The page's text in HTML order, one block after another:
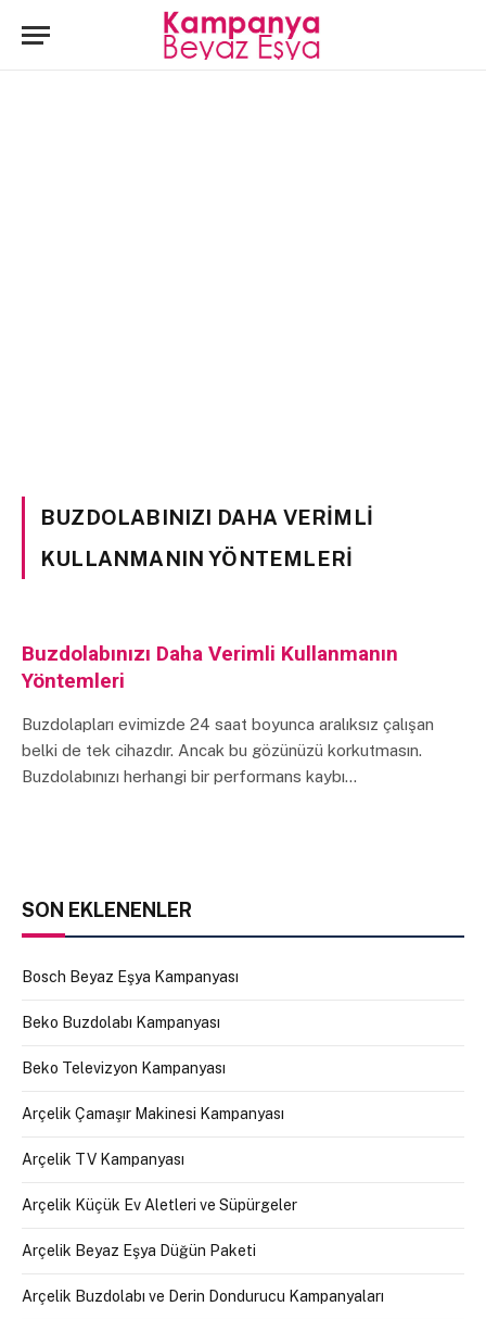
BUZDOLABINIZI DAHA VERIMLI
KULLANMANIN YÖNTEMLERI
Buzdolabınızı Daha Verimli Kullanmanın
Yöntemleri
Buzdolapları evimizde 24 saat boyunca aralıksız çalışan
belki de tek cihazdır. Ancak bu gözünüzü korkutmasın.
Buzdolabınızı herhangi bir performans kaybı…
SON EKLENENLER
Bosch Beyaz Eşya Kampanyası
Beko Buzdolabı Kampanyası
Beko Televizyon Kampanyası
Arçelik Çamaşır Makinesi Kampanyası
Arçelik TV Kampanyası
Arçelik Küçük Ev Aletleri ve Süpürgeler
Arçelik Beyaz Eşya Düğün Paketi
Arçelik Buzdolabı ve Derin Dondurucu Kampanyaları